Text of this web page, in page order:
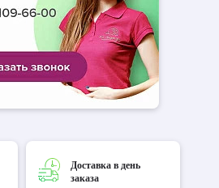
Доставка в день
заказа